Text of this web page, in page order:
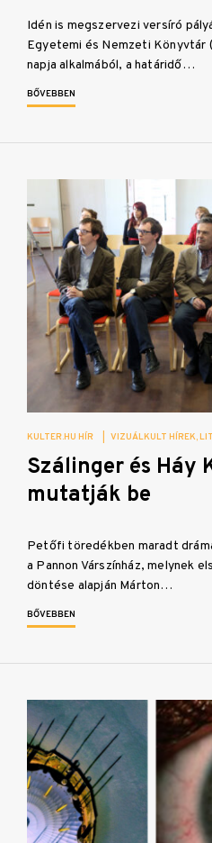
Idén is megszervezi versíró
Egyetemi és Nemzeti Könyvtár
napja alkalmából, a határidő…
BŐVEBBEN
KULTER.HU HÍR VIZUÁLKULT HÍREK
Szálinger és Háy
mutatják be
Petőfi töredékben maradt
a Pannon Várszínház, melynek
döntése alapján Márton…
BŐVEBBEN